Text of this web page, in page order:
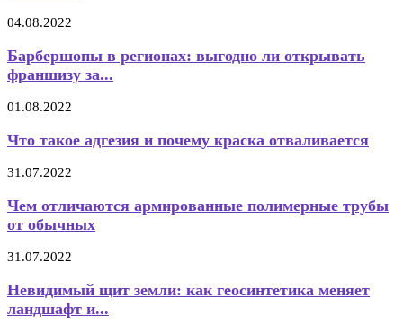
04.08.2022
Барбершопы в регионах: выгодно ли открывать
франшизу за...
01.08.2022
Что такое адгезия и почему краска отваливается
31.07.2022
Чем отличаются армированные полимерные трубы
от обычных
31.07.2022
Невидимый щит земли: как геосинтетика меняет
ландшафт и...